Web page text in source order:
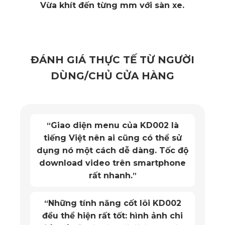
sang trọng
Vừa khít đến từng mm với sàn xe.
ĐÁNH GIÁ THỰC TẾ TỪ NGƯỜI
DÙNG/CHỦ CỬA HÀNG
“Giao diện menu của KD002 là
tiếng Việt nên ai cũng có thể sử
dụng nó một cách dễ dàng. Tốc độ
download video trên smartphone
rất nhanh.”
“Những tính năng cốt lõi KD002
đều thể hiện rất tốt: hình ảnh chi